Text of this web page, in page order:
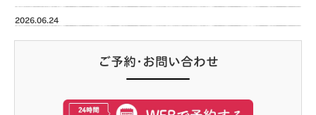
2026.06.24
ご予約･お問い合わせ